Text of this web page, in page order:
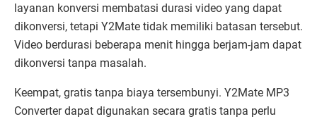
layanan konversi membatasi durasi video yang dapat
dikonversi, tetapi Y2Mate tidak memiliki batasan tersebut.
Video berdurasi beberapa menit hingga berjam-jam dapat
dikonversi tanpa masalah.
Keempat, gratis tanpa biaya tersembunyi. Y2Mate MP3
Converter dapat digunakan secara gratis tanpa perlu